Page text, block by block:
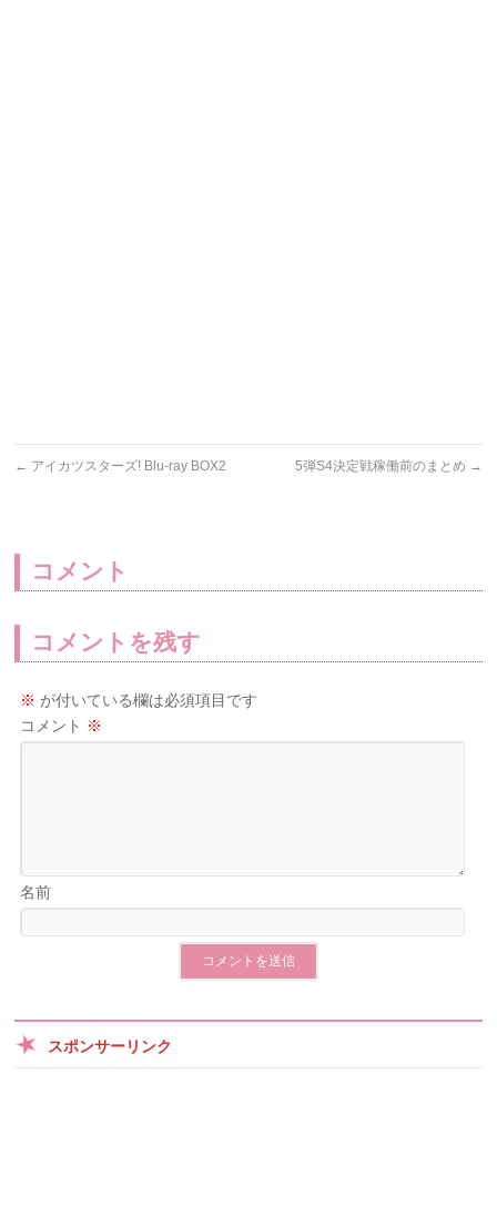
← アイカツスターズ! Blu-ray BOX2 5弾S4決定戦稼働前のまとめ →
コメント
コメントを残す
※ が付いている欄は必須項目です
コメント ※
名前
スポンサーリンク